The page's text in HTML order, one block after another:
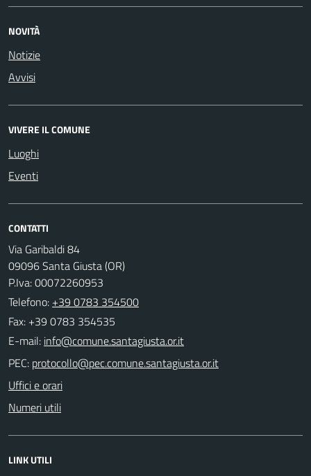
NOVITÀ
Notizie
Avvisi
VIVERE IL COMUNE
Luoghi
Eventi
CONTATTI
Via Garibaldi 84
09096 Santa Giusta (OR)
P.Iva: 00072260953
Telefono: +39 0783 354500
Fax: +39 0783 354535
E-mail:
PEC:
Uffici e orari
Numeri utili
LINK UTILI